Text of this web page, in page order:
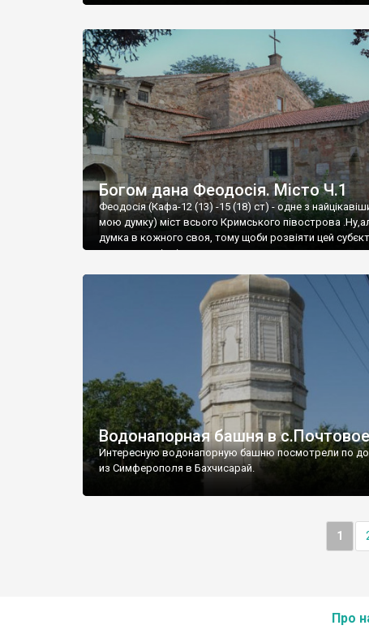
Богом дана Феодосія. Місто Ч.1
Феодосія (Кафа-12 (13) -15 (18) ст) - одне з
мою думку) міст всього Кримського півострова
думка в кожного своя, тому щоби розвіяти цей
запрошую відвідати це
Водонапорная башня в с.Почтовое
Интересную водонапорную башню посмотрели по
из Симферополя в Бахчисарай.
1
Про